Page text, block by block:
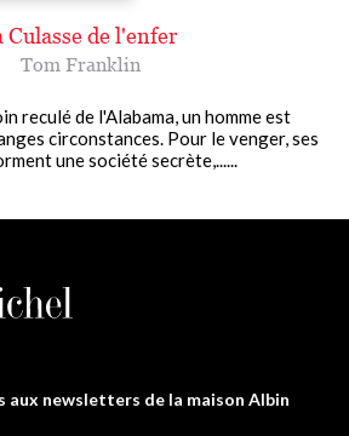
Culasse de l'enfer
Tom Franklin
reculé de l'Alabama, un homme est
circonstances. Pour le venger, ses
une société secrète,......
aux newsletters de la maison Albin